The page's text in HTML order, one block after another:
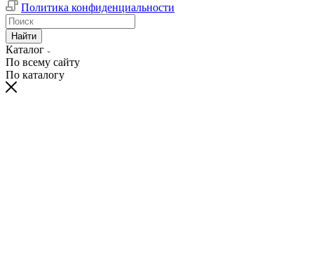
Политика конфиденциальности
Найти
Каталог
По всему сайту
По каталогу